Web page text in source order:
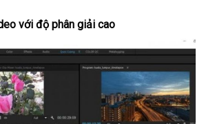
với độ phân giải cao